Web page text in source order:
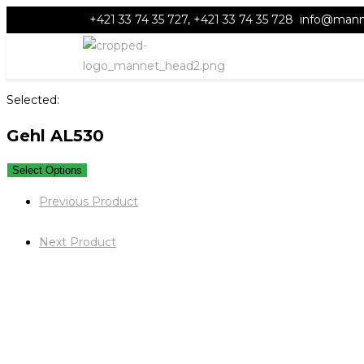
+421 33 74 35 727, +421 33 74 35 728
Selected:
Gehl AL530
Select Options
Previous Product
Next Product